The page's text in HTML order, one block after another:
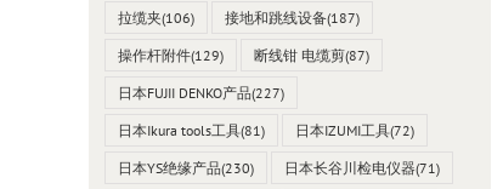
拉缆夹(106) 接地和跳线设备(187)
操作杆附件(129) 断线钳 电缆剪(87)
日本FUJII DENKO产品(227)
日本Ikura tools工具(81) 日本IZUMI工具(72)
日本YS绝缘产品(230) 日本长谷川检电仪器(71)